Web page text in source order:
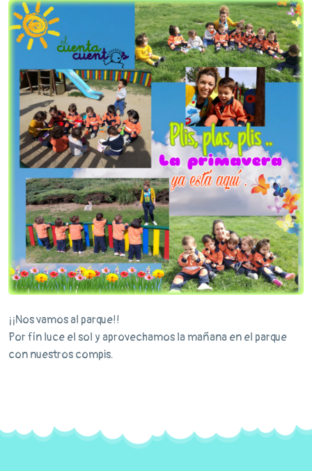
¡¡Nos vamos al parque!!
Por fín luce el sol y aprovechamos la mañana en el parque
con nuestros compis.